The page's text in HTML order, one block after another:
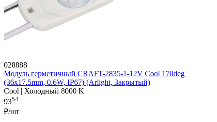
028888
Модуль герметичный CRAFT-2835-1-12V Cool 170deg
(36x17.5mm, 0.6W, IP67) (Arlight, Закрытый)
Cool | Холодный 8000 K
9354
₽/шт